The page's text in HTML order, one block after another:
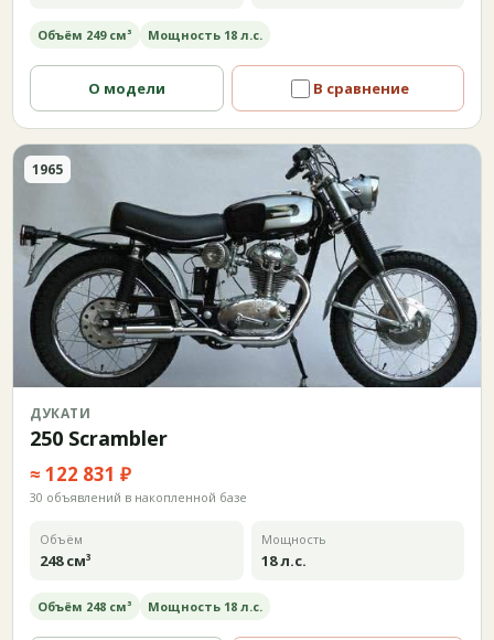
Объём 249 см³ Мощность 18 л.с.
О модели В сравнение
1965
ДУКАТИ
250 Scrambler
≈ 122 831 ₽
30 объявлений в накопленной базе
Объём
248 см³
Мощность
18 л.с.
Объём 248 см³ Мощность 18 л.с.